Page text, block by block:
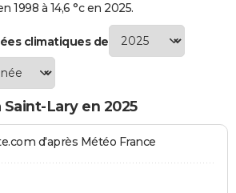
1998 à 14,6 °c en 2025.
climatiques de
Lary en 2025
d'après Météo France